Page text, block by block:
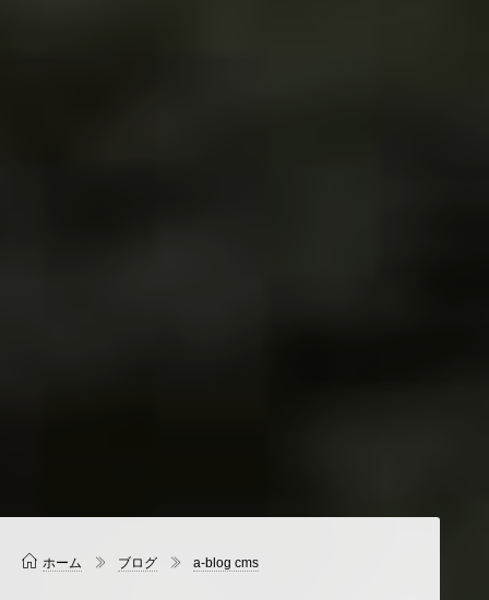
ホーム ブログ a-blog cms